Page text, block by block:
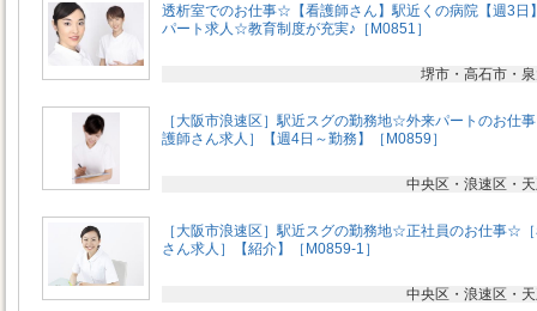
透析室でのお仕事☆【看護師さん】駅近くの病院【週3日
パート求人☆教育制度が充実♪［M0851］
堺市・高石市・
［大阪市浪速区］駅近スグの勤務地☆外来パートのお仕
護師さん求人］【週4日～勤務】［M0859］
中央区・浪速区・
［大阪市浪速区］駅近スグの勤務地☆正社員のお仕事☆
さん求人］【紹介】［M0859-1］
中央区・浪速区・